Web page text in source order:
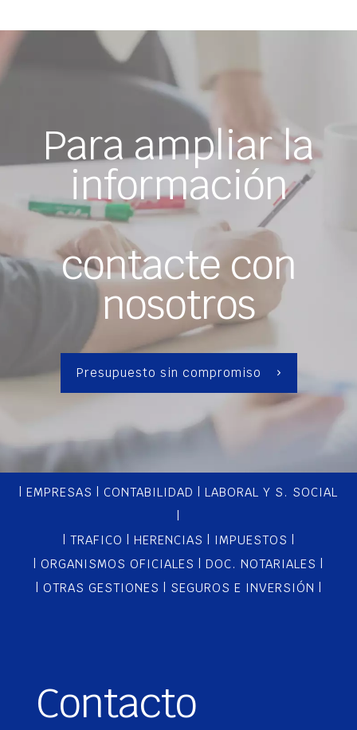
Para ampliar la
información
contacte con
nosotros
Presupuesto sin compromiso
EMPRESAS CONTABILIDAD
LABORAL Y S. SOCIAL
TRAFICO HERENCIAS IMPUESTOS
ORGANISMOS OFICIALES DOC. NOTARIALES
OTRAS GESTIONES SEGUROS E INVERSIÓN
Contacto